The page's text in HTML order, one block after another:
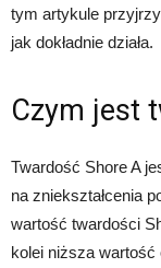
tym artykule
jak dokładnie działa.
Czym jest
Twardość Shore A
na zniekształcenia
wartość twardości
kolei niższa wartość